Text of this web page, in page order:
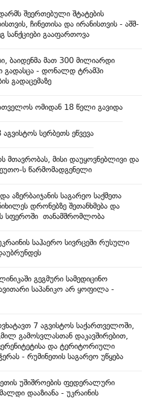
შეერთებული შტატების
ჩინეთისა და ირანისთვის - აშშ-
სანქციები გააფართოვა
ბაიდენმა მათ 300 მილიარდი
გადასცა - დონალდ ტრამპი
გადაცემაზე
ომიდან 18 წელი გავიდა
სერბეთს ეწვევა
მთავრობას, მისი დაუყოვნებლივი და
ს წარმომადგენელი
აზერბაიჯანის საგარეო საქმეთა
დრონებზე შეთანხმება და
სფეროში თანამშრომლობა
საჰაერო სივრცეში რუსული
გეგმური სამედიცინო
საპანიკო არ ყოფილა -
7 აგვისტოს საქართველოში,
გამოსვლასთან დაკავშირებით,
და ტერიტორიული
- რუმინეთის საგარეო უწყება
უშიშროების ფედერალური
დააზიანა - უკრაინის